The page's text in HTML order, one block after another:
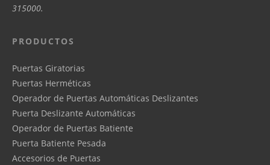
315000.
PRODUCTOS
Puertas Giratorias
Puertas Herméticas
Operador de Puertas Automáticas Deslizantes
Puerta Deslizante Automáticas
Operador de Puertas Batiente
Puerta Batiente Pesada
Accesorios de Puertas